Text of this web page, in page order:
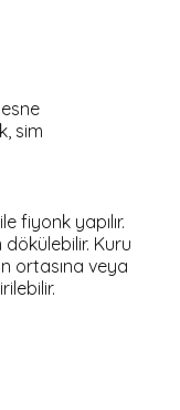
sim
fiyonk yapılır.
dökülebilir. Kuru
ortasına veya